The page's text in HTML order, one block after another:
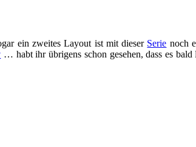
ein zweites Layout ist mit dieser Serie noch
… habt ihr übrigens schon gesehen, dass es